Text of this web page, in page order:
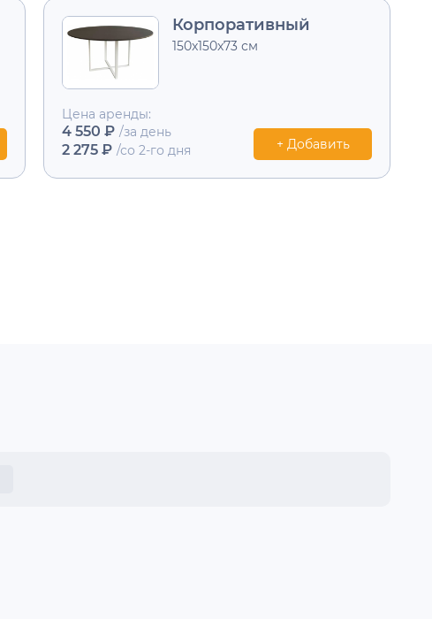
Корпоративный
150x150x73 см
Цена аренды:
4 550 ₽ /за день
2 275 ₽ /со 2-го дня + Добавить